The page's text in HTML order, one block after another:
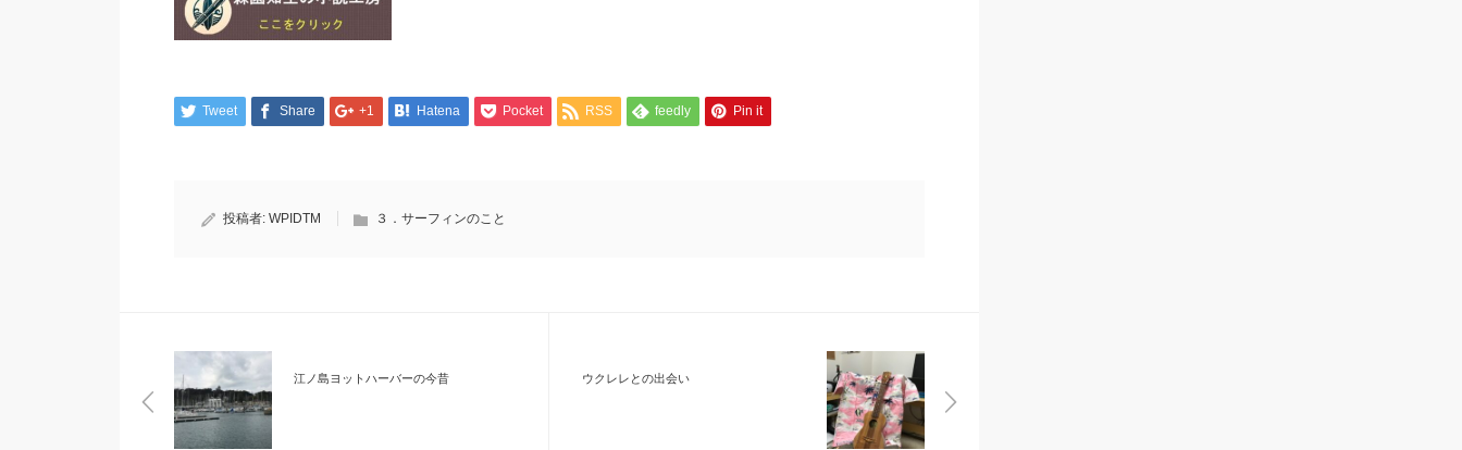
Tweet Share +1 Hatena Pocket RSS feedly Pin it
投稿者: WPIDTM ３．サーフィンのこと
江ノ島ヨットハーバーの今昔 ウクレレとの出会い